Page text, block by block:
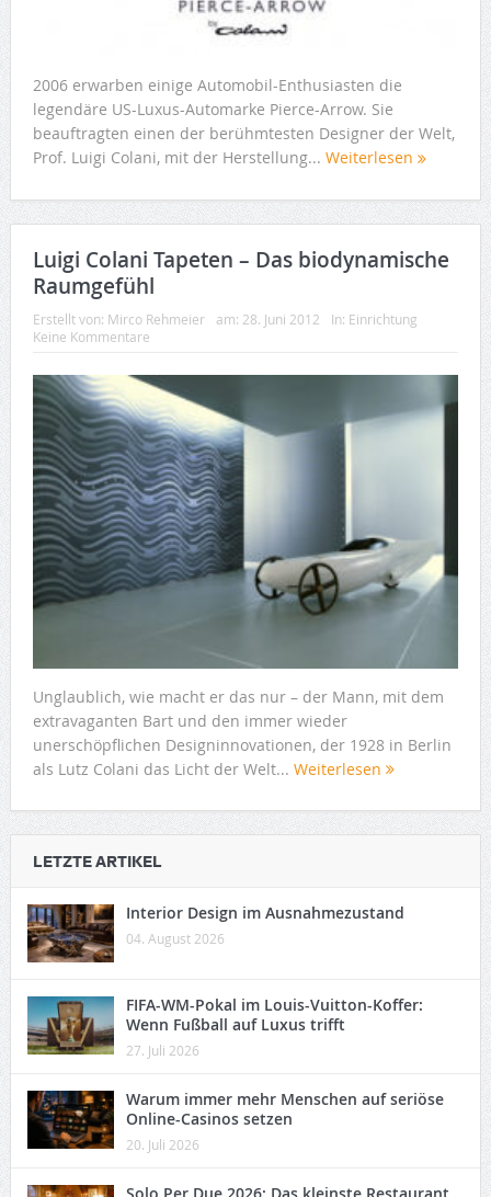
2006 erwarben einige Automobil-Enthusiasten die
legendäre US-Luxus-Automarke Pierce-Arrow. Sie
beauftragten einen der berühmtesten Designer der Welt,
Prof. Luigi Colani, mit der Herstellung... Weiterlesen
Luigi Colani Tapeten – Das biodynamische
Raumgefühl
Erstellt von: Mirco Rehmeier am: 28. Juni 2012 In: Einrichtung
Keine Kommentare
Unglaublich, wie macht er das nur – der Mann, mit dem
extravaganten Bart und den immer wieder
unerschöpflichen Designinnovationen, der 1928 in Berlin
als Lutz Colani das Licht der Welt... Weiterlesen
LETZTE ARTIKEL
Interior Design im Ausnahmezustand
04. August 2026
FIFA-WM-Pokal im Louis-Vuitton-Koffer:
Wenn Fußball auf Luxus trifft
27. Juli 2026
Warum immer mehr Menschen auf seriöse
Online-Casinos setzen
20. Juli 2026